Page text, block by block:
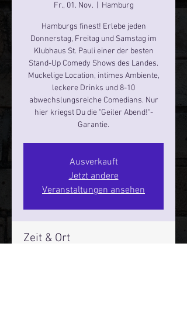
Fr., 01. Nov.
  |
Hamburg
Hamburgs finest! Erlebe jeden
Donnerstag, Freitag und Samstag im
Klubhaus St. Pauli einer der besten
Stand-Up Comedy Shows des Landes.
Muckelige Location, intimes Ambiente,
leckere Drinks und 8-10
abwechslungsreiche Comedians. Nur
hier kriegst Du die "Geiler Abend!"-
Garantie.
Ausverkauft
Jetzt andere
Veranstaltungen ansehen
Zeit & Ort